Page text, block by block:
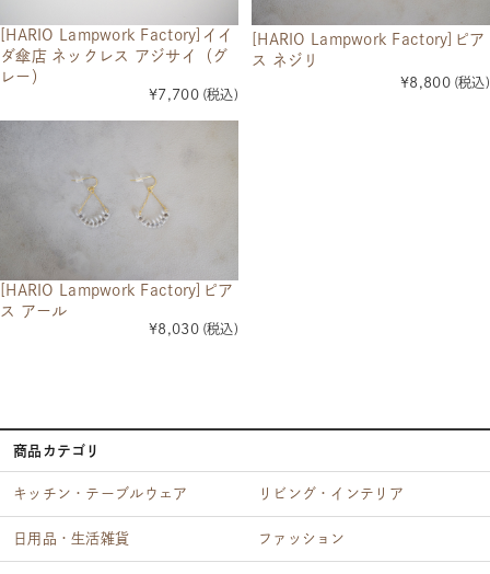
[HARIO Lampwork Factory]イイ
ダ傘店 ネックレス アジサイ（グ
レー）
¥7,700 (税込)
[HARIO Lampwork Factory]ピア
ス ネジリ
¥8,800 (税込)
[HARIO Lampwork Factory]ピア
ス アール
¥8,030 (税込)
商品カテゴリ
キッチン・テーブルウェア リビング・インテリア
日用品・生活雑貨 ファッション